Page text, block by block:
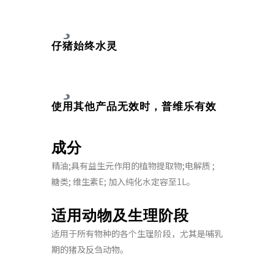
仔猪始终水灵
使用其他产品无效时，普维乐有效
成分
精油;具有益生元作用的植物提取物;电解质 ;
糖类; 维生素E; 加入纯化水定容至1L。
适用动物及生理阶段
适用于所有物种的各个生理阶段，尤其是哺乳
期的猪及反刍动物。